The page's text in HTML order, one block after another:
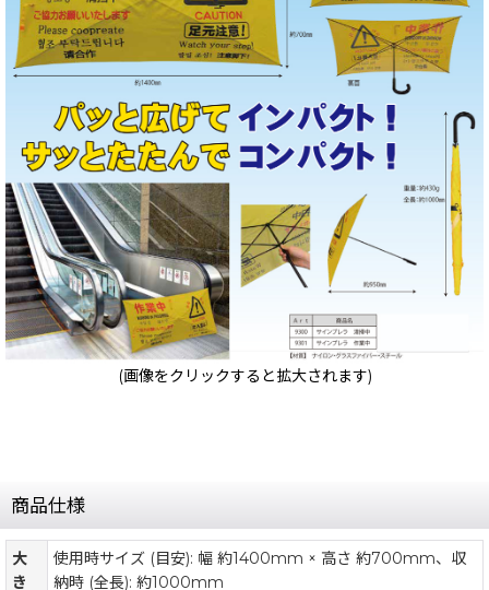
(画像をクリックすると拡大されます)
商品仕様
大
き
使用時サイズ (目安): 幅 約1400mm × 高さ 約700mm、収
納時 (全長): 約1000mm